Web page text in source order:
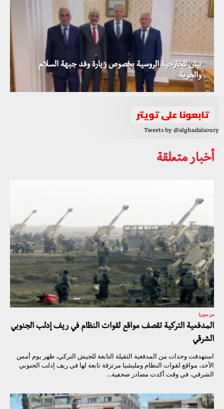
بيان للخارجية الروسية بخصوص زيارة وفد جبهة السلام
والحرية
تابعونا على تويتر
Tweets by @alghadalsoury
أخبار متعلقة
من سوريا
المدفعية التركية تقصف مواقع لقوات النظام في ريف إدلب الجنوبي
الشرقي
استهدفت وحدات من المدفعية الثقيلة التابعة للجيش التركي، ظهر يوم أمس
الأحد، مواقع لقوات النظام ومليشيا مرتزقة تابعة لها في ريف إدلب الجنوبي
الشرقي، في وقت أكدت مصادر صحفية...